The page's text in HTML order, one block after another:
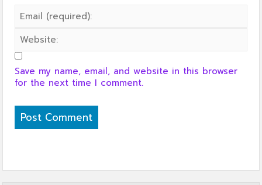
Save my name, email, and website in this browser
for the next time I comment.